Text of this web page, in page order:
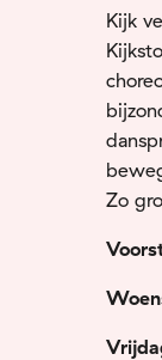
Kijk
Zo